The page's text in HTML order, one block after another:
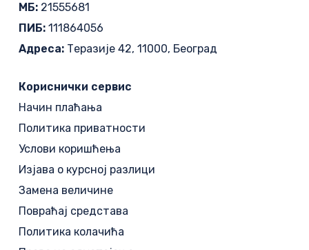
МБ:21555681
ПИБ:111864056
Адреса:Теразије 42, 11000, Београд
Кориснички сервис
Начин плаћања
Политика приватности
Услови коришћења
Изјава о курсној разлици
Замена величине
Повраћај средстава
Политика колачића